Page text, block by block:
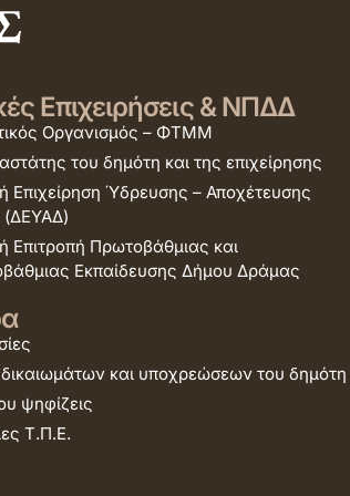
Επιχειρήσεις & ΝΠΔΔ
Οργανισμός – ΦΤΜΜ
του δημότη και της επιχείρησης
Επιχείρηση Ύδρευσης – Αποχέτευσης
Επιτροπή Πρωτοβάθμιας και
Εκπαίδευσης Δήμου Δράμας
και υποχρεώσεων του δημότη
ψηφίζεις
Τ.Π.Ε.